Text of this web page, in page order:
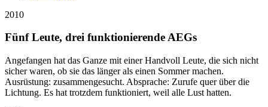
2010
Fünf Leute, drei funktionierende AEGs
Angefangen hat das Ganze mit einer Handvoll Leute, die sich nicht
sicher waren, ob sie das länger als einen Sommer machen.
Ausrüstung: zusammengesucht. Absprache: Zurufe quer über die
Lichtung. Es hat trotzdem funktioniert, weil alle Lust hatten.